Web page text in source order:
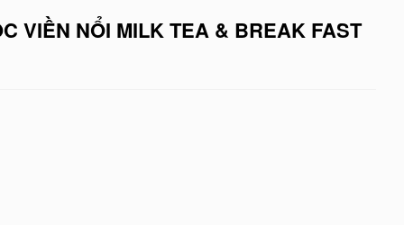
VIỀN NỔI MILK TEA & BREAK FAST